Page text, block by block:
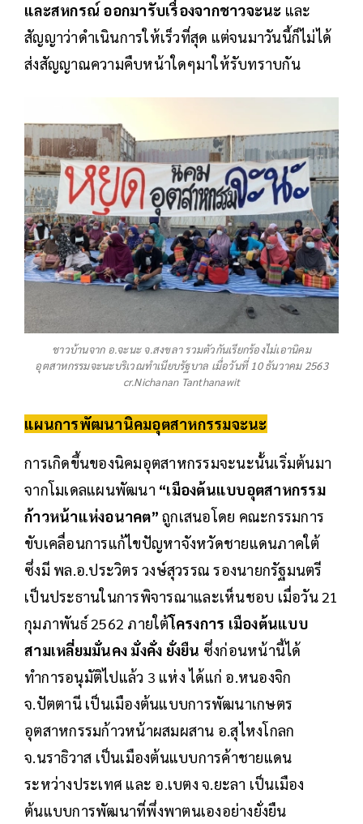
และสหกรณ์ ออกมารับเรื่องจากชาวจะนะ และ
สัญญาว่าดำเนินการให้เร็วที่สุด แต่จนมาวันนี้ก็ไม่ได้
ส่งสัญญาณความคืบหน้าใดๆมาให้รับทราบกัน
ชาวบ้านจาก อ.จะนะ จ.สงขลา รวมตัวกันเรียกร้องไม่เอานิคม
อุตสาหกรรมจะนะบริเวณทำเนียบรัฐบาล เมื่อวันที่ 10 ธันวาคม 2563
cr.Nichanan Tanthanawit
แผนการพัฒนานิคมอุตสาหกรรมจะนะ
การเกิดขึ้นของนิคมอุตสาหกรรมจะนะนั้นเริ่มต้นมา
จากโมเดลแผนพัฒนา “เมืองต้นแบบอุตสาหกรรม
ก้าวหน้าแห่งอนาคต” ถูกเสนอโดย คณะกรรมการ
ขับเคลื่อนการแก้ไขปัญหาจังหวัดชายแดนภาคใต้
ซึ่งมี พล.อ.ประวิตร วงษ์สุวรรณ รองนายกรัฐมนตรี
เป็นประธานในการพิจารณาและเห็นชอบ เมื่อวัน 21
กุมภาพันธ์ 2562 ภายใต้โครงการ เมืองต้นแบบ
สามเหลี่ยมมั่นคง มั่งคั่ง ยั่งยืน ซึ่งก่อนหน้านี้ได้
ทำการอนุมัติไปแล้ว 3 แห่ง ได้แก่ อ.หนองจิก
จ.ปัตตานี เป็นเมืองต้นแบบการพัฒนาเกษตร
อุตสาหกรรมก้าวหน้าผสมผสาน อ.สุไหงโกลก
จ.นราธิวาส เป็นเมืองต้นแบบการค้าชายแดน
ระหว่างประเทศ และ อ.เบตง จ.ยะลา เป็นเมือง
ต้นแบบการพัฒนาที่พึ่งพาตนเองอย่างยั่งยืน